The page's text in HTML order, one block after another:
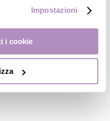
Impostazioni
i cookie